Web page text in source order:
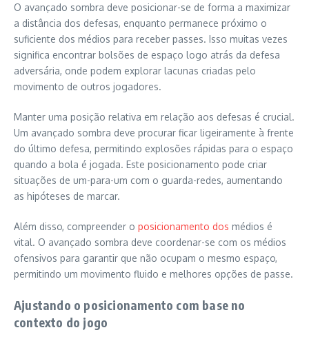
O avançado sombra deve posicionar-se de forma a maximizar
a distância dos defesas, enquanto permanece próximo o
suficiente dos médios para receber passes. Isso muitas vezes
significa encontrar bolsões de espaço logo atrás da defesa
adversária, onde podem explorar lacunas criadas pelo
movimento de outros jogadores.
Manter uma posição relativa em relação aos defesas é crucial.
Um avançado sombra deve procurar ficar ligeiramente à frente
do último defesa, permitindo explosões rápidas para o espaço
quando a bola é jogada. Este posicionamento pode criar
situações de um-para-um com o guarda-redes, aumentando
as hipóteses de marcar.
Além disso, compreender o posicionamento dos médios é
vital. O avançado sombra deve coordenar-se com os médios
ofensivos para garantir que não ocupam o mesmo espaço,
permitindo um movimento fluido e melhores opções de passe.
Ajustando o posicionamento com base no
contexto do jogo